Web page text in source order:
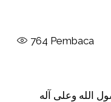
764 Pembaca
الله وعلى آله